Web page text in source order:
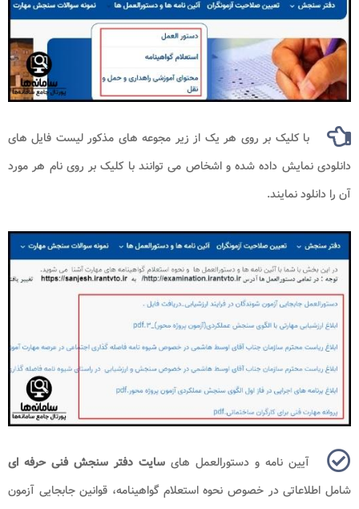
با کلیک بر روی هر یک از زیر مجوعه های مذکور لیست فایل های
دانلودی نمایش داده شده و اشخاص می توانند با کلیک بر روی نام هر مورد
آن را دانلود نمایند.
آیین نامه و دستورالعمل های سایت دفتر سنجش فنی حرفه ای
شامل اطلاعاتی در خصوص نحوه استعلام گواهینامه، قوانین جابجایی آزمون